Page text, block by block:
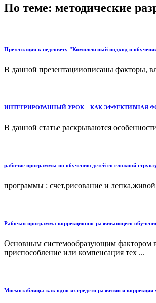
По теме: методические
Презентация к педсовету "Комплексный подход в
В данной презентацииописаны факторы,
ИНТЕГРИРОВАННЫЙ УРОК – КАК ЭФФЕКТИВНАЯ
В данной статье раскрываются
рабочие программы по обучению детей со сложной
программы : счет,рисование и
Рабочая программа коррекционно-развивающего
Основным системообразующим фактором в
приспособление или компенсация тех ...
Мнемотаблицы-как одно из средств развития и коррекции